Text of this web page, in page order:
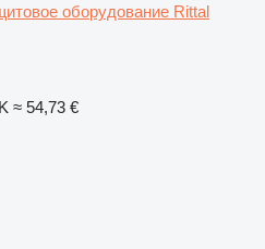
оборудование Rittal
≈ 54,73 €